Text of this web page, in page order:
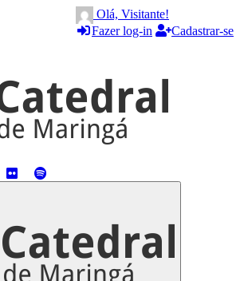
Olá, Visitante!
Fazer log-in
Cadastrar-se